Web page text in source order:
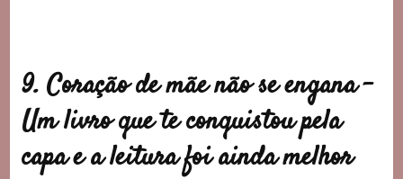
9. Coração de mãe não se engana –
Um livro que te conquistou pela
capa e a leitura foi ainda melhor